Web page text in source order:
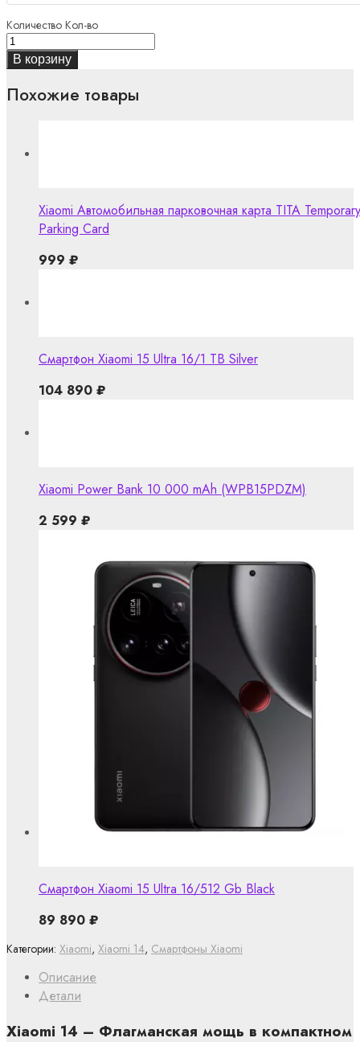
Количество Кол-во
В корзину
Описание
Детали
Xiaomi 14 – Флагманская мощь в компактном
Категории: Xiaomi, Xiaomi 14, Смартфоны Xiaomi
Похожие товары
Xiaomi Автомобильная парковочная карта TITA Temporary
Parking Card
999 ₽
Смартфон Xiaomi 15 Ultra 16/1 TB Silver
104 890 ₽
Xiaomi Power Bank 10 000 mAh (WPB15PDZM)
2 599 ₽
Смартфон Xiaomi 15 Ultra 16/512 Gb Black
89 890 ₽